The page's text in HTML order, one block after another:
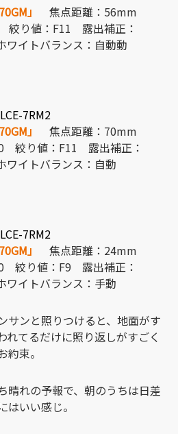
」
焦点距離：56mm
絞り値：F11 露出補正：
イトバランス：自動動
7RM2
」
焦点距離：70mm
絞り値：F11 露出補正：
イトバランス：自動
7RM2
」
焦点距離：24mm
絞り値：F9 露出補正：
イトバランス：手動
サンと照りつけると、地面がす
れてるだけに照り返しがすごく
束。
晴れの予報で、朝のうちは日差
はいい感じ。